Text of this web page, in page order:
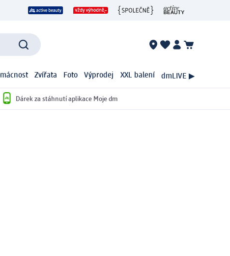
Zvířata Foto Výprodej XXL balení dmLIVE ▶
Dárek za stáhnutí aplikace Moje dm